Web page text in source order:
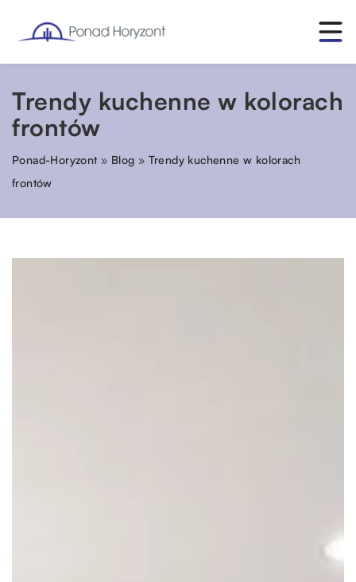
Trendy kuchenne w kolorach
frontów
Ponad-Horyzont» Blog » Trendy kuchenne w kolorach
frontów